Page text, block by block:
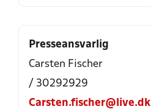
Presseansvarlig
Carsten Fischer
/ 30292929
Carsten.fischer@live.dk